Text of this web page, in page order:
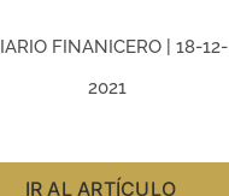
FINANICERO | 18-12-
2021
IR AL ARTÍCULO